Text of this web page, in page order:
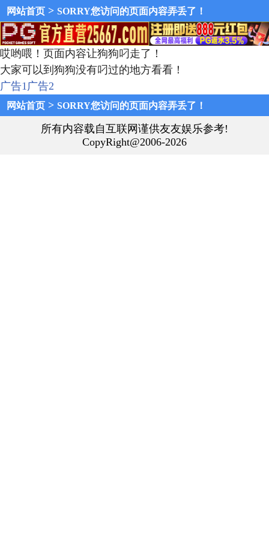
网站首页 > SORRY您访问的页面内容弄丢了！
哎哟喂！页面内容让狗狗叼走了！
大家可以到狗狗没有叼过的地方看看！
广告1广告2
网站首页 > SORRY您访问的页面内容弄丢了！
所有内容载自互联网谨供友友娱乐参考!
CopyRight@2006-2026